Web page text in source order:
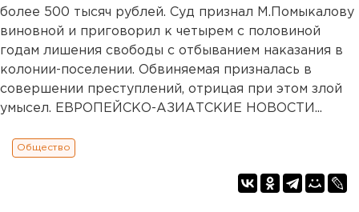
более 500 тысяч рублей. Суд признал М.Помыкалову
виновной и приговорил к четырем с половиной
годам лишения свободы с отбыванием наказания в
колонии-поселении. Обвиняемая призналась в
совершении преступлений, отрицая при этом злой
умысел. ЕВРОПЕЙСКО-АЗИАТСКИЕ НОВОСТИ...
Общество